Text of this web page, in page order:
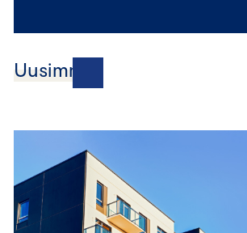
Uusimmat